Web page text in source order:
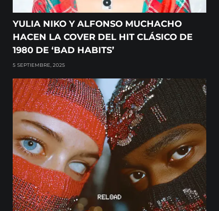
YULIA NIKO Y ALFONSO MUCHACHO
HACEN LA COVER DEL HIT CLÁSICO DE
1980 DE ‘BAD HABITS’
5 SEPTIEMBRE, 2025